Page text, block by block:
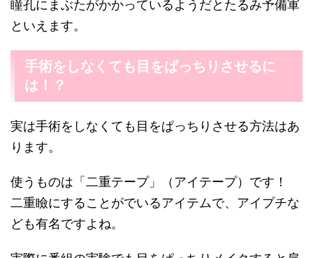
瞳孔にまぶたがかかっているようだとたるみ予備軍
といえます。
手術をしなくても目をぱっちりさせるに
は！？
実は手術をしなくても目をぱっちりさせる方法はあ
ります。
使うものは「二重テープ」（アイテープ）です！
二重瞼にすることがでいるアイテムで、アイプチな
ども有名ですよね。